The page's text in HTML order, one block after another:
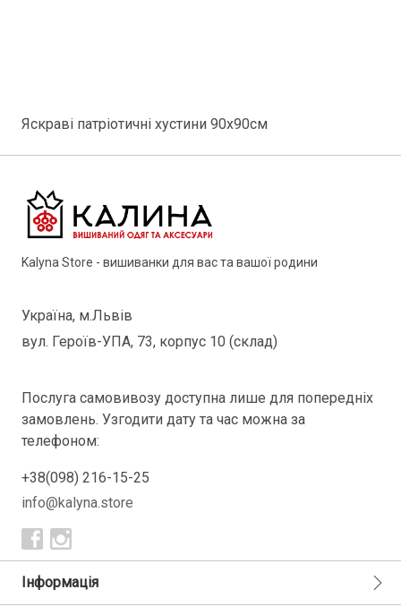
Яскраві патріотичні хустини 90х90см
Kalyna Store - вишиванки для вас та вашої родини
Україна, м.Львів
вул. Героїв-УПА, 73, корпус 10 (склад)
Послуга самовивозу доступна лише для попередніх
замовлень. Узгодити дату та час можна за
телефоном:
+38(098) 216-15-25
info@kalyna.store
Інформація